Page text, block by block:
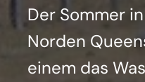
Der Som­mer
Nor­den
einem das